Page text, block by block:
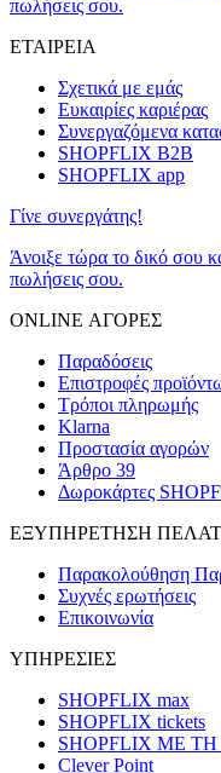
πωλήσεις σου.
ΕΤΑΙΡΕΙΑ
Σχετικά με εμάς
Ευκαιρίες καριέρας
Συνεργαζόμενα
SHOPFLIX B2B
SHOPFLIX app
Γίνε συνεργάτης!
Άνοιξε τώρα το δικό σου
πωλήσεις σου.
ONLINE ΑΓΟΡΕΣ
Παραδόσεις
Επιστροφές
Τρόποι πληρωμής
Klarna
Προστασία αγορών
Άρθρο 39
Δωροκάρτες
ΕΞΥΠΗΡΕΤΗΣΗ
Παρακολούθηση
Συχνές ερωτήσεις
Επικοινωνία
ΥΠΗΡΕΣΙΕΣ
SHOPFLIX max
SHOPFLIX tickets
SHOPFLIX ΜΕ
Clever Point